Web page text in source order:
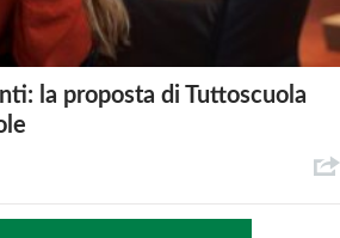
la proposta di Tuttoscuola